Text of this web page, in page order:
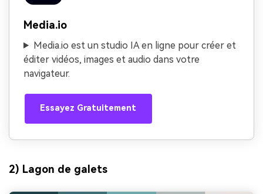
Media.io
Media.io est un studio IA en ligne pour créer et
éditer vidéos, images et audio dans votre
navigateur.
Essayez Gratuitement
2) Lagon de galets